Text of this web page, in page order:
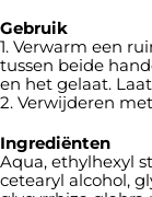
Gebruik
1. Verwarm een
tussen beide
en het gelaat.
2. Verwijderen
Ingrediënten
Aqua, ethylhexyl
cetearyl alcohol,